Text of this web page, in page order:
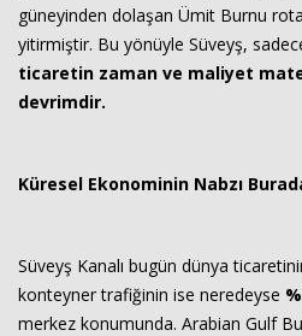
güneyinden dolaşan Ümit Burnu
yitirmiştir. Bu yönüyle Süveyş,
ticaretin zaman ve maliyet
devrimdir.
Küresel Ekonominin Nabzı
Süveyş Kanalı bugün dünya
konteyner trafiğinin ise neredeyse
merkez konumunda. Arabian Gulf